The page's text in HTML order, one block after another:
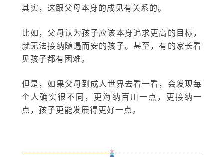
其实，这跟父母本身的成见有关系的。
比如，父母认为孩子应该本身追求更高的目标，
就无法接纳随遇而安的孩子。甚至，有的家长看
见孩子都有困难。
但是，如果父母到成人世界去看一看，会发现每
个人确实很不同，更海纳百川一点，更接纳一
点，孩子更能发展得更好一点。